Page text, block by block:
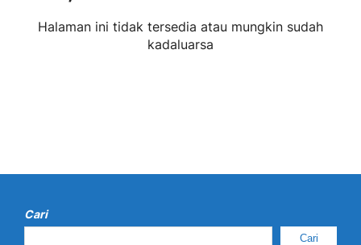
Halaman ini tidak tersedia atau mungkin sudah
kadaluarsa
Cari
Cari